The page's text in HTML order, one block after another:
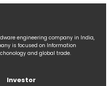
engineering company in India,
is focused on Information
and global trade.
Investor